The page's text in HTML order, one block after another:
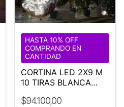
CORTINA LED 2X9 M
10 TIRAS BLANCA
$94.100,00
HASTA 10% OFF
COMPRANDO EN
CANTIDAD